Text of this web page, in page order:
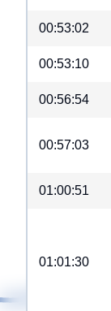
00:53:02
00:53:10
00:56:54
00:57:03
01:00:51
01:01:30